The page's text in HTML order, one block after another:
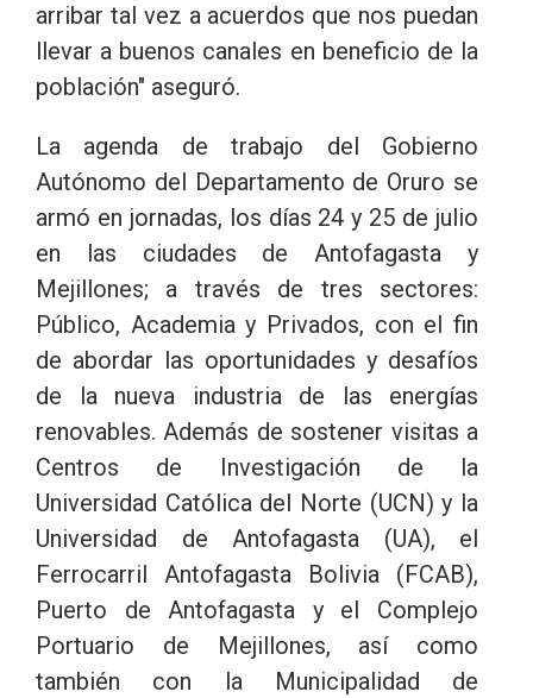
arribar tal vez a acuerdos que nos puedan
llevar a buenos canales en beneficio de la
población" aseguró.
La agenda de trabajo del Gobierno
Autónomo del Departamento de Oruro se
armó en jornadas, los días 24 y 25 de julio
en las ciudades de Antofagasta y
Mejillones; a través de tres sectores:
Público, Academia y Privados, con el fin
de abordar las oportunidades y desafíos
de la nueva industria de las energías
renovables. Además de sostener visitas a
Centros de Investigación de la
Universidad Católica del Norte (UCN) y la
Universidad de Antofagasta (UA), el
Ferrocarril Antofagasta Bolivia (FCAB),
Puerto de Antofagasta y el Complejo
Portuario de Mejillones, así como
también con la Municipalidad de